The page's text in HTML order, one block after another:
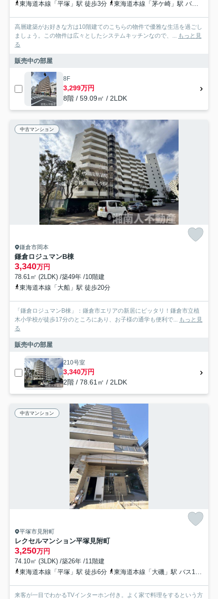
東海道本線「平塚」駅 徒歩3分
東海道本線「茅ケ崎」駅 バス19分 神奈川中央交通「平塚駅北口」 停歩5分
高層建築がお好きな方は10階建てのこちらの物件で優雅な生活を過ごし
ましょう。この物件は広々としたシステムキッチンなので、... もっと見
る
販売中の部屋
8F
3,299万円
8階 / 59.09㎡ / 2LDK
中古マンション
鎌倉市岡本
鎌倉ロジュマンB棟
3,340万円
78.61㎡ (2LDK) /築49年 /10階建
東海道本線「大船」駅 徒歩20分
「鎌倉ロジュマンB棟」：鎌倉市エリアの新居にピッタリ！鎌倉市立植
木小学校が徒歩17分のところにあり、お子様の通学も便利で... もっと見
る
販売中の部屋
210号室
3,340万円
2階 / 78.61㎡ / 2LDK
中古マンション
平塚市見附町
レクセルマンション平塚見附町
3,250万円
74.10㎡ (3LDK) /築26年 /11階建
東海道本線「平塚」駅 徒歩6分
東海道本線「大磯」駅 バス14分 神奈川中央交通「平塚文化芸術ホール前」 停歩3分
来客が一目でわかるTVインターホン付き。よく家で料理をするという方